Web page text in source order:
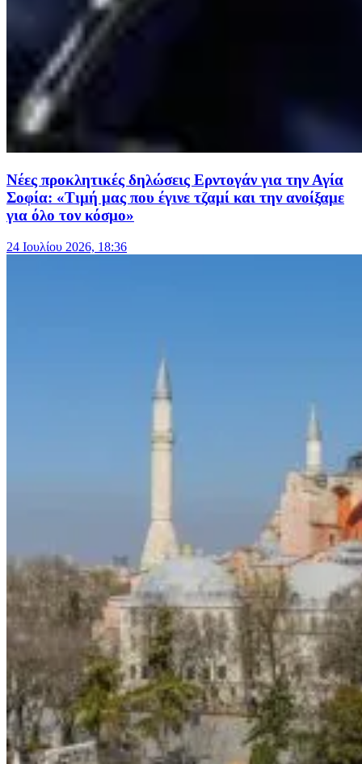
Νέες προκλητικές δηλώσεις Ερντογάν για την Αγία
Σοφία: «Τιμή μας που έγινε τζαμί και την ανοίξαμε
για όλο τον κόσμο»
24 Ιουλίου 2026, 18:36